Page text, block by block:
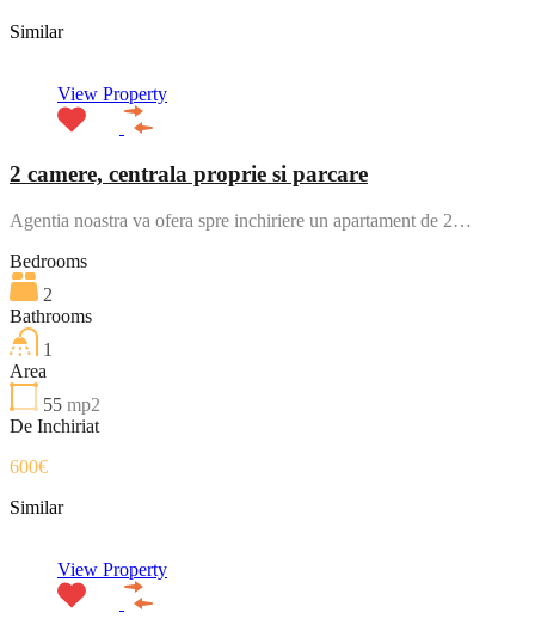
Similar
View Property
2 camere, centrala proprie si parcare
Agentia noastra va ofera spre inchiriere un apartament de 2…
Bedrooms
2
Bathrooms
1
Area
55 mp2
De Inchiriat
600€
Similar
View Property